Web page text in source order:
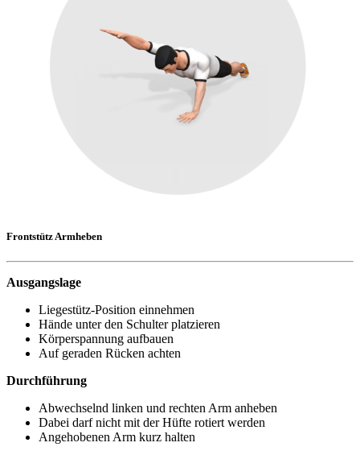
Frontstütz Armheben
Ausgangslage
Liegestütz-Position einnehmen
Hände unter den Schulter platzieren
Körperspannung aufbauen
Auf geraden Rücken achten
Durchführung
Abwechselnd linken und rechten Arm anheben
Dabei darf nicht mit der Hüfte rotiert werden
Angehobenen Arm kurz halten